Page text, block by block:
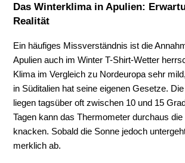
Das Winterklima in Apulien:
Realität
Ein häufiges Missverständnis ist die
Apulien auch im Winter T-Shirt-Wetter
Klima im Vergleich zu Nordeuropa sehr
in Süditalien hat seine eigenen Gesetze.
liegen tagsüber oft zwischen 10 und 15
Tagen kann das Thermometer durchaus
knacken. Sobald die Sonne jedoch
merklich ab.